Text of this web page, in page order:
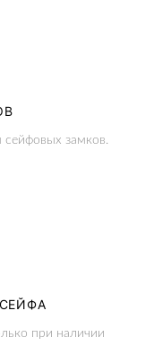
замков.
при наличии